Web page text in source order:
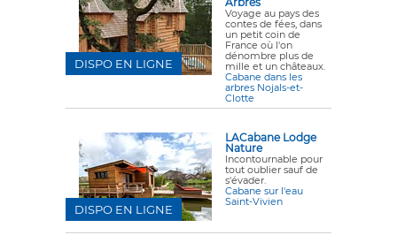
Voyage au pays des
contes de fées, dans
un petit coin de
France où l'on
dénombre plus de
mille et un châteaux.
Cabane dans les
arbres Nojals-et-
Clotte
DISPO EN LIGNE
LACabane Lodge
Nature
Incontournable pour
tout oublier sauf de
s'évader.
Cabane sur l'eau
Saint-Vivien
DISPO EN LIGNE